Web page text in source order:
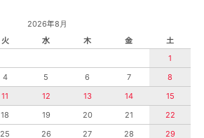
2026年8月
火 水 木 金
土
1
4 5 6 7
8
11 12 13 14
15
18 19 20 21
22
25 26 27 28
29